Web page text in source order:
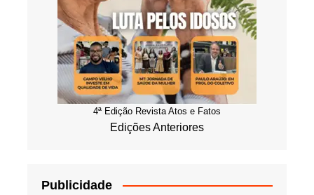
4ª Edição Revista Atos e Fatos
Edições Anteriores
Publicidade